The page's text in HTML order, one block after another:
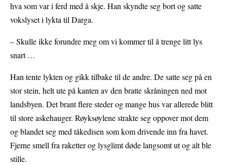
hva som var i ferd med å skje. Han skyndte seg bort og satte
vokslyset i lykta til Darga.
– Skulle ikke forundre meg om vi kommer til å trenge litt lys
snart …
Han tente lykten og gikk tilbake til de andre. De satte seg på en
stor stein, helt ute på kanten av den bratte skråningen ned mot
landsbyen. Det brant flere steder og mange hus var allerede blitt
til store askehauger. Røyksøylene strakte seg oppover mot dem
og blandet seg med tåkedisen som kom drivende inn fra havet.
Fjerne smell fra raketter og lysglimt døde langsomt ut og alt ble
stille.